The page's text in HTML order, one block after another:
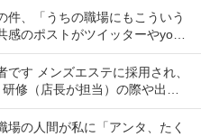
件、「うちの職場にもこういう
感のポストがツイッターやyout
そっちに驚いて...
です メンズエステに採用され、
修（店長が担当）の際や出勤
なら」という理由で...
の人間が私に「アンタ、たく